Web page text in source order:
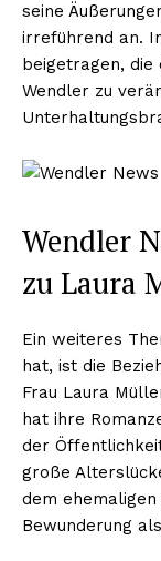
seine
irreführend an.
beigetragen, die
Wendler zu
Wendler
zu Laura
Ein weiteres
hat, ist die
Frau Laura
hat ihre
der
große
dem
Bewunderung